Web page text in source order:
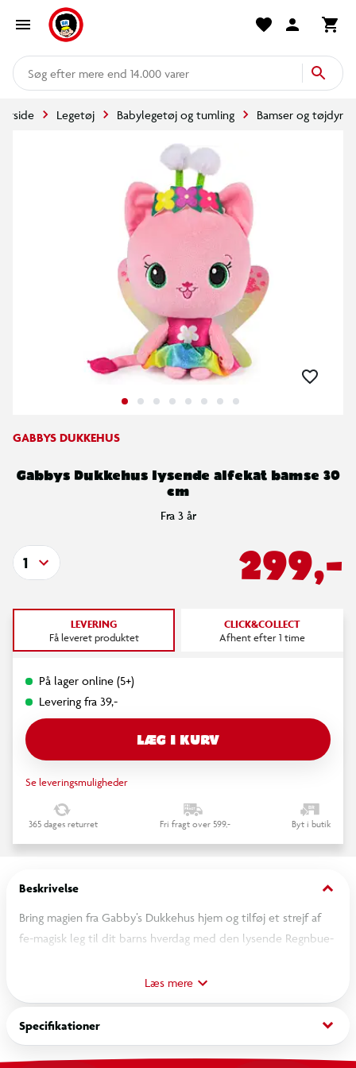
mere end 14.000 varer
Legetøj Babylegetøj og tumling Bamser og tøjdyr
GABBYS DUKKEHUS
Gabbys Dukkehus lysende alfekat bamse 30
cm
Fra 3 år
299,-
1
LEVERING
Få leveret produktet
CLICK&COLLECT
Afhent efter 1 time
På lager online (5+)
Levering fra 39,-
LÆG I KURV
Se leveringsmuligheder
365 dages returret Fri fragt over 599,- Byt i butik
Beskrivelse keyboard_arrow_down
Bring magien fra Gabby’s Dukkehus hjem og tilføj et strejf af
fe-magisk leg til dit barns hverdag med den lysende Regnbue-
sin farverige regnbuekjole med delikate vinger, blomsterkrans
med små pomponer og en kjole med en blomst, der lyser op i
flere farver og giver ekstra sanseleg! Tryk forsigtigt på hendes
pote, og midten af blomsten i hendes kjole lyser i en af seks
skinnende farver, hvilket skaber en miav-magisk stemning til
Læs mere
Specifikationer keyboard_arrow_down